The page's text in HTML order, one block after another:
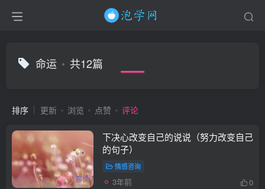
命运 共12篇
排序 更新 浏览 点赞 评论
下决心改变自己的说说（努力改变自己
的句子）
情感咨询
3年前 0